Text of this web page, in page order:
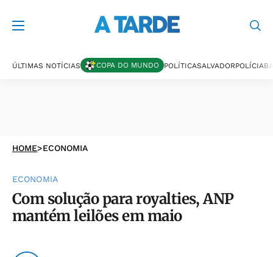
ÚLTIMAS NOTÍCIAS COPA DO MUNDO POLÍTICASALVADORPOLÍCIA
HOME>ECONOMIA
ECONOMIA
Com solução para royalties, ANP
mantém leilões em maio